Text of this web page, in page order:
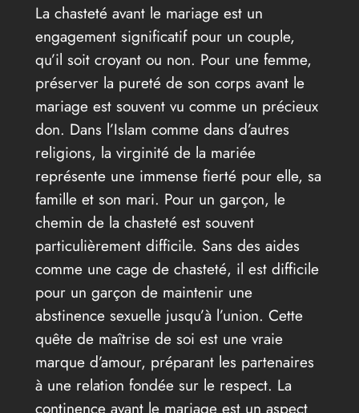
La chasteté avant le mariage est un
engagement significatif pour un couple,
qu’il soit croyant ou non. Pour une femme,
préserver la pureté de son corps avant le
mariage est souvent vu comme un précieux
don. Dans l’Islam comme dans d’autres
religions, la virginité de la mariée
représente une immense fierté pour elle, sa
famille et son mari. Pour un garçon, le
chemin de la chasteté est souvent
particulièrement difficile. Sans des aides
comme une cage de chasteté, il est difficile
pour un garçon de maintenir une
abstinence sexuelle jusqu’à l’union. Cette
quête de maîtrise de soi est une vraie
marque d’amour, préparant les partenaires
à une relation fondée sur le respect. La
continence avant le mariage est un aspect